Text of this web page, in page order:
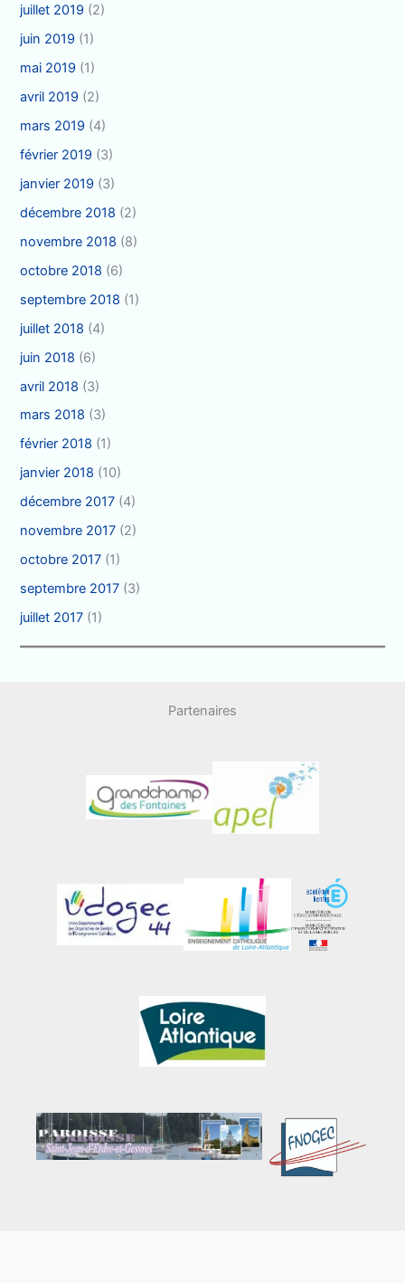
juillet 2019 (2)
juin 2019 (1)
mai 2019 (1)
avril 2019 (2)
mars 2019 (4)
février 2019 (3)
janvier 2019 (3)
décembre 2018 (2)
novembre 2018 (8)
octobre 2018 (6)
septembre 2018 (1)
juillet 2018 (4)
juin 2018 (6)
avril 2018 (3)
mars 2018 (3)
février 2018 (1)
janvier 2018 (10)
décembre 2017 (4)
novembre 2017 (2)
octobre 2017 (1)
septembre 2017 (3)
juillet 2017 (1)
Partenaires